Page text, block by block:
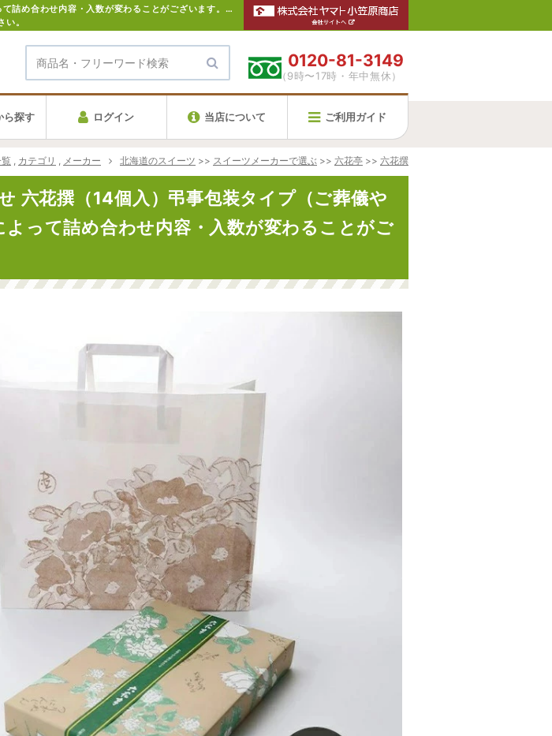
【六花亭 詰め合わせ 六花撰（14個入）弔事包装タイプ（ご葬儀や法事等）※季節によって詰め合わせ内容・入数が変わることがございます。】北海道のお土産なら新千歳空港のスカイショップにお任せ下さい。通販・お取寄せでお土産の買い忘れにも便利です。
。
0120-81-3149
（9時〜17時・年中無休）
ら探す ログイン 当店について ご利用ガイド
カテゴリ メーカー 北海道のスイーツ >> スイーツメーカーで選ぶ >> 六花亭 >> 六花撰
六花撰（14個入）弔事包装タイプ（ご葬儀や
って詰め合わせ内容・入数が変わることがご